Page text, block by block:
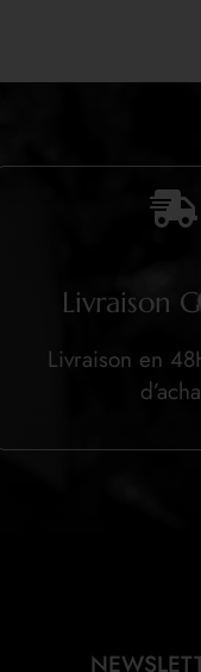
Livraison
Livraison en